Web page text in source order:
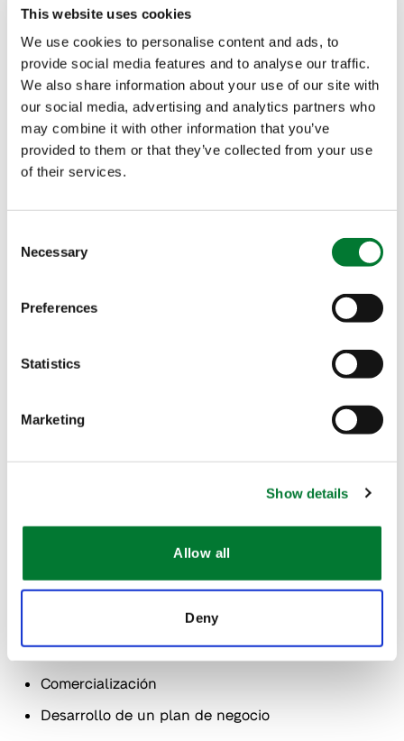
This website uses cookies
We use cookies to personalise content and ads, to
provide social media features and to analyse our traffic.
We also share information about your use of our site with
our social media, advertising and analytics partners who
may combine it with other information that you’ve
provided to them or that they’ve collected from your use
of their services.
Selection
Necessary
Preferences
Statistics
Marketing
Show details
Allow all
Deny
mejores conocimientos sobre prácticas
agronómicas sostenibles para diversificar los tipos
de cultivos existentes en Costa de Marfil. Este
programa tendrá lugar en el centro de formación
de las instalaciones del INFPA en Tiébissou.
Además de la enseñanza impartida en los centros
Costa de Marfil para conocer las mejores prácticas
e ingredientes utilizados por los productores. Los
Construcción e instalación de invernaderos
Variedades de vegetales, semillas y plántulas
Enfermedades, plagas y protección de los
cultivos
Mantenimiento de los cultivos y equipos
Gestión de explotaciones agrícolas
Compatibilidad general y analítica
Comercialización
Desarrollo de un plan de negocio